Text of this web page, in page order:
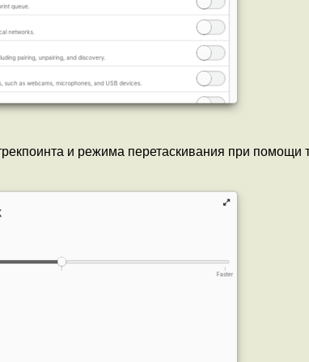
и режима перетаскивания при помощи